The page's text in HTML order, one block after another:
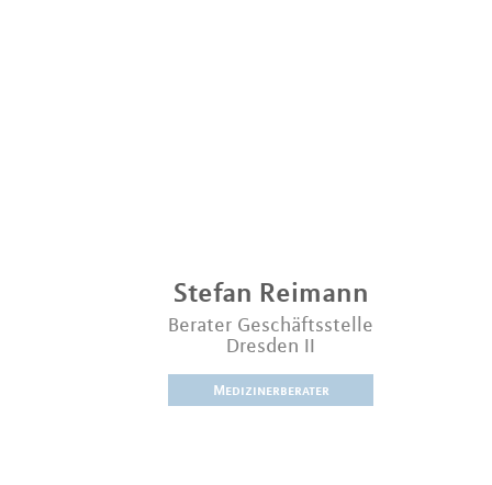
Stefan Reimann
Berater Geschäftsstelle
Dresden II
Medizinerberater